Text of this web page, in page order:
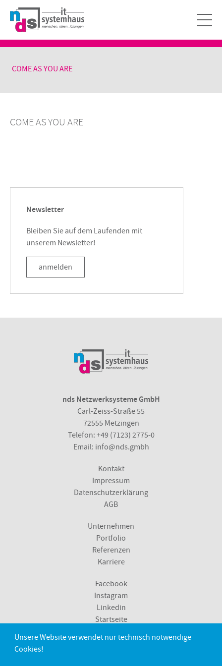
COME AS YOU ARE
COME AS YOU ARE
Newsletter
Bleiben Sie auf dem Laufenden mit
unserem Newsletter!
anmelden
nds Netzwerksysteme GmbH
Carl-Zeiss-Straße 55
72555 Metzingen
Telefon: +49 (7123) 2775-0
Email: info@nds.gmbh
Kontakt
Impressum
Datenschutzerklärung
AGB
Unternehmen
Portfolio
Referenzen
Karriere
Facebook
Instagram
Linkedin
Startseite
Metzingen
Unsere Website verwendet nur technisch notwendige
Cookies!